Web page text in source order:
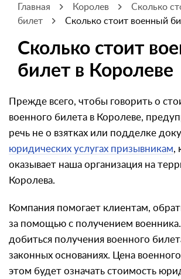
Главная Королев
Сколько
билет
Сколько стоит военный
Сколько стоит
билет в Королеве
Прежде всего, чтобы говорить о
военного билета в Королеве,
речь не о взятках или подделке
юридических услугах призывникам,
оказывает наша организация на
Королева.
Компания помогает клиентам,
за помощью с получением
добиться получения военного
законных основаниях. Цена
этом будет означать стоимость